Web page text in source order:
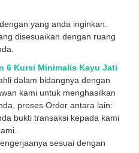
yang anda inginkan.
disesuaikan dengan ruang
6 Kursi Minimalis Kayu Jati
dalam bidangnya dengan
kami untuk menghasilkan
proses Order antara lain:
bukti transaksi kepada kami
sesuai dengan